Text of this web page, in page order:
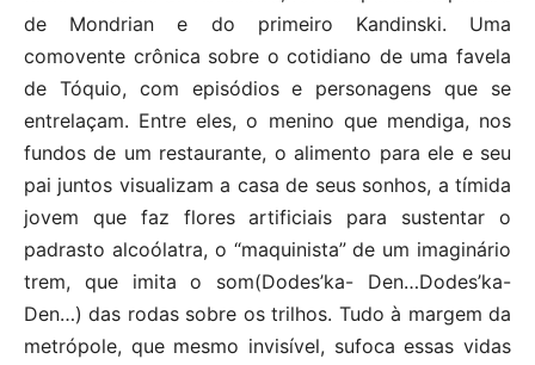
de Mondrian e do primeiro Kandinski. Uma
comovente crônica sobre o cotidiano de uma favela
de Tóquio, com episódios e personagens que se
entrelaçam. Entre eles, o menino que mendiga, nos
fundos de um restaurante, o alimento para ele e seu
pai juntos visualizam a casa de seus sonhos, a tímida
jovem que faz flores artificiais para sustentar o
padrasto alcoólatra, o “maquinista” de um imaginário
trem, que imita o som(Dodes’ka- Den…Dodes’ka-
Den…) das rodas sobre os trilhos. Tudo à margem da
metrópole, que mesmo invisível, sufoca essas vidas